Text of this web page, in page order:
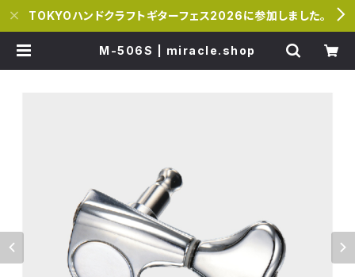
TOKYOハンドクラフトギターフェス2026に参加しました。
M-506S | miracle.shop